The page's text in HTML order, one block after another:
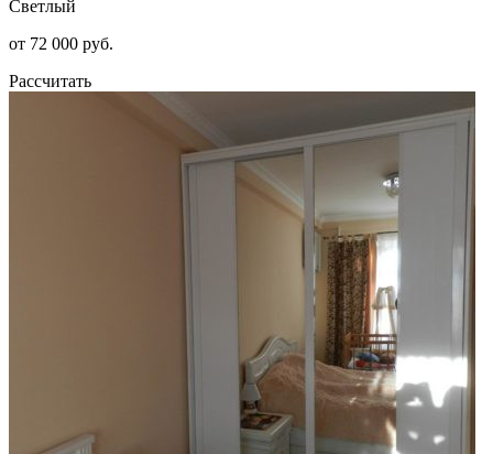
Светлый
от 72 000 руб.
Рассчитать